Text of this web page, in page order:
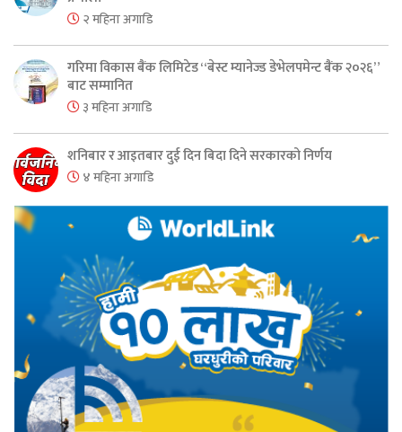
२ महिना अगाडि
गरिमा विकास बैंक लिमिटेड “बेस्ट म्यानेज्ड डेभेलपमेन्ट बैंक २०२६”
बाट सम्मानित
३ महिना अगाडि
शनिबार र आइतबार दुई दिन बिदा दिने सरकारको निर्णय
४ महिना अगाडि